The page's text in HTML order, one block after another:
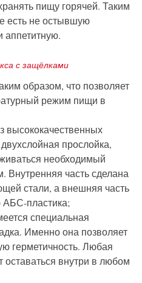
пищу горячей. Таким
есть не остывшую
аппетитную.
с защёлками
образом, что позволяет
режим пищи в
высококачественных
прослойка,
необходимый
Внутренняя часть сделана
стали, а внешняя часть
АБС-пластика;
специальная
Именно она позволяет
герметичность. Любая
оставаться внутри в любом